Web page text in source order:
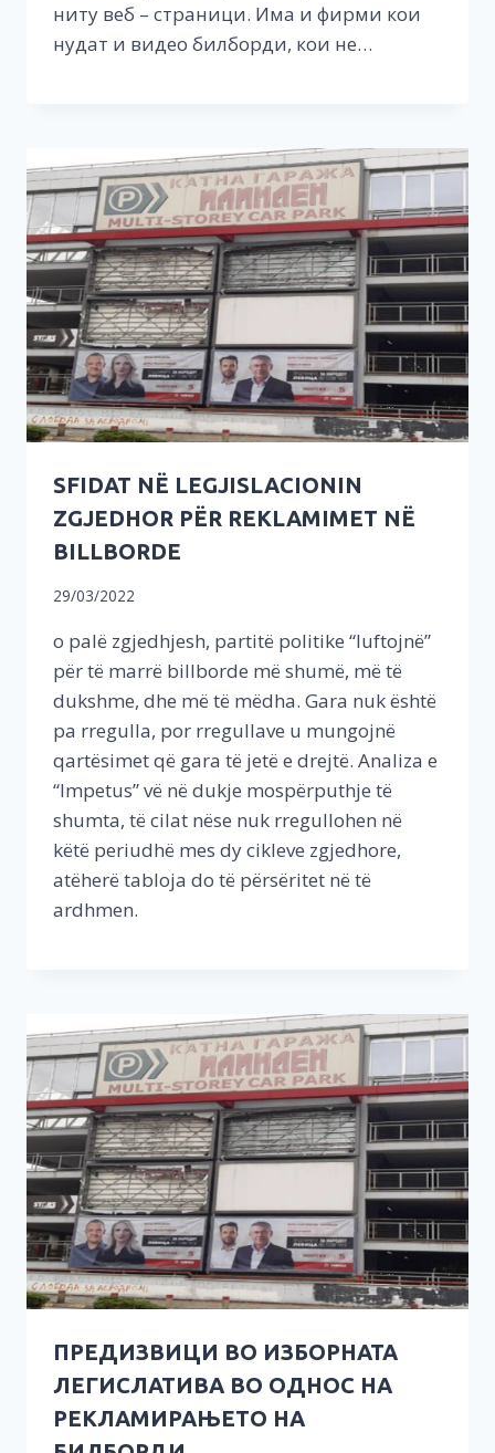
ниту веб – страници. Има и фирми кои
нудат и видео билборди, кои не…
SFIDAT NË LEGJISLACIONIN
ZGJEDHOR PËR REKLAMIMET NË
BILLBORDE
29/03/2022
o palë zgjedhjesh, partitë politike “luftojnë”
për të marrë billborde më shumë, më të
dukshme, dhe më të mëdha. Gara nuk është
pa rregulla, por rregullave u mungojnë
qartësimet që gara të jetë e drejtë. Analiza e
“Impetus” vë në dukje mospërputhje të
shumta, të cilat nëse nuk rregullohen në
këtë periudhë mes dy cikleve zgjedhore,
atëherë tabloja do të përsëritet në të
ardhmen.
ПРЕДИЗВИЦИ ВО ИЗБОРНАТА
ЛЕГИСЛАТИВА ВО ОДНОС НА
РЕКЛАМИРАЊЕТО НА